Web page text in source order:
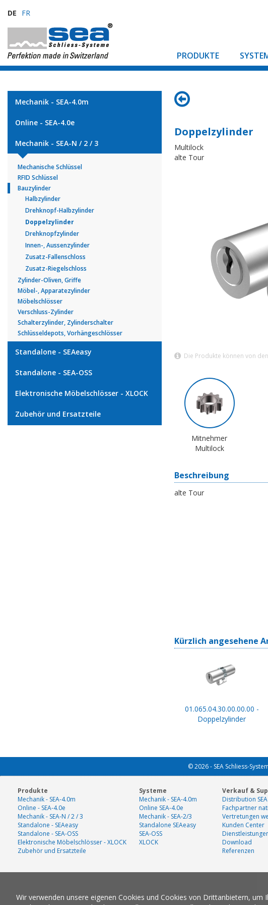
DE FR
PRODUKTE
Mechanik - SEA-4.0m
Online - SEA-4.0e
Mechanik - SEA-N / 2 / 3
Mechanische Schlüssel
RFID Schlüssel
Bauzylinder
Halbzylinder
Drehknopf-Halbzylinder
Doppelzylinder
Drehknopfzylinder
Innen-, Aussenzylinder
Zusatz-Fallenschloss
Zusatz-Riegelschloss
Zylinder-Oliven, Griffe
Möbel-, Apparatezylinder
Möbelschlösser
Verschluss-Zylinder
Schalterzylinder, Zylinderschalter
Schlüsseldepots, Vorhängeschlösser
Standalone - SEAeasy
Standalone - SEA-OSS
Elektronische Möbelschlösser - XLOCK
Zubehör und Ersatzteile
Doppelzylinder
Multilock
alte Tour
Die Produkte können von
Mitnehmer
Multilock
Beschreibung
alte Tour
Kürzlich angesehene
01.065.04.30.00.00.00 -
Doppelzylinder
© 2026 - SEA Schliess-
Produkte
Mechanik - SEA-4.0m
Online - SEA-4.0e
Mechanik - SEA-N / 2 / 3
Standalone - SEAeasy
Standalone - SEA-OSS
Elektronische Möbelschlösser - XLOCK
Zubehör und Ersatzteile
Systeme
Mechanik - SEA-4.0m
Online SEA-4.0e
Mechanik - SEA-2/3
Standalone SEAeasy
SEA-OSS
XLOCK
Verkauf &
Distribution SEA
Fachpartner
Vertretungen
Kunden Center
Download
Referenzen
Wir verwenden unsere eigenen Cookies und Cookies von Drittanbietern, um